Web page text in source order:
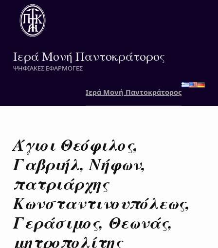
Ιερά Μονή Παντοκράτορος
ΨΗΦΙΑΚΕΣ ΕΦΑΡΜΟΓΕΣ
Ιερά Μονή Παντοκράτορος
Άγιοι Θεόφιλος,
Γαβριήλ, Νήφων,
πατριάρχης
Κωνσταντινουπόλεως,
Γεράσιμος, Θεωνάς,
μητροπολίτης